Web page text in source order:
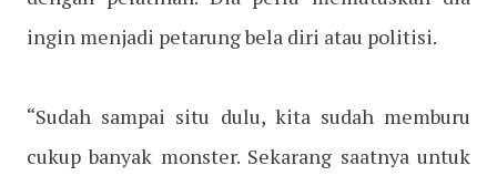
ingin menjadi petarung bela diri atau politisi.
“Sudah sampai situ dulu, kita sudah memburu
cukup banyak monster. Sekarang saatnya untuk